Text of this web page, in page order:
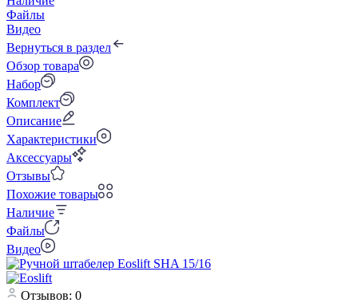
Файлы
Видео
Вернуться в раздел
Обзор товара
Набор
Комплект
Описание
Характеристики
Аксессуары
Отзывы
Похожие товары
Наличие
Файлы
Видео
Отзывов: 0